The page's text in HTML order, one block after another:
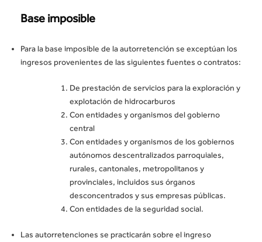
Base imposible
Para la base imposible de la autorretención se exceptúan los
ingresos provenientes de las siguientes fuentes o contratos:
De prestación de servicios para la exploración y
explotación de hidrocarburos
Con entidades y organismos del gobierno
central
Con entidades y organismos de los gobiernos
autónomos descentralizados parroquiales,
rurales, cantonales, metropolitanos y
provinciales, incluidos sus órganos
desconcentrados y sus empresas públicas.
Con entidades de la seguridad social.
Las autorretenciones se practicarán sobre el ingreso